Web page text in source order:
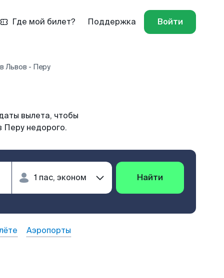
Где мой билет? Поддержка Войти
Львов - Перу
вылета, чтобы
Перу недорого.
Найти
Аэропорты